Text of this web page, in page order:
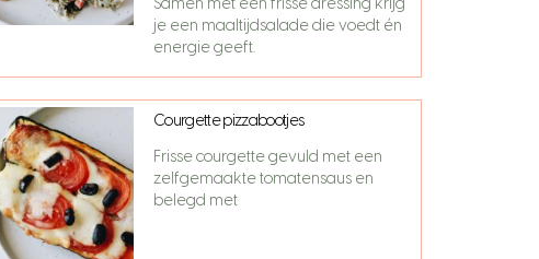
Samen met een frisse dressing krijg
je een maaltijdsalade die voedt én
energie geeft.
Courgette pizzabootjes
Frisse courgette gevuld met een
zelfgemaakte tomatensaus en
belegd met